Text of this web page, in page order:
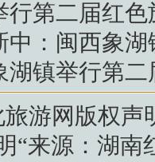
行第二届红
中：闽西象
湖镇举行第
游网 版权声
“来源： 湖南